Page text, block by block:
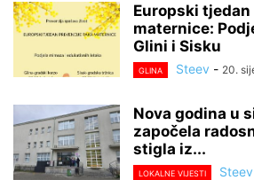
Europski
maternice:
Glini i Sisku
GLINA Steev - 20.
Nova godina u
započela
stigla iz...
LOKALNE VIJESTI Steev